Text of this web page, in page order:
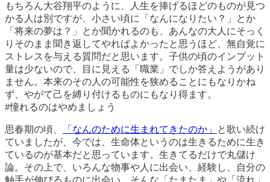
もちろん大谷翔平のように、人生を捧げるほどのものが見つ
かる人は別ですが、小さい頃に「なんになりたい？」とか
「将来の夢は？」とか聞かれるのも、あんなの大人にそっく
りそのまま聞き返してやればよかったと思うほど、無自覚に
ストレスを与える質問だと思います。子供の頃のインプット
量は少ないので、目に見える「職業」でしか答えようがあり
ません。本来のその人の可能性を狭めることにもなりかね
ず、やがて己を縛り付けるものにもなり得ます。
#憧れるのはやめましょう
思春期の頃、 「なんのために生まれてきたのか」
と歌い続け
ていましたが、今では、生命体というのは生きるために生き
ているのが基本だと思っています。生きてるだけで丸儲け
論。その上で、いろんな物事や人に出会い、経験し、自分の